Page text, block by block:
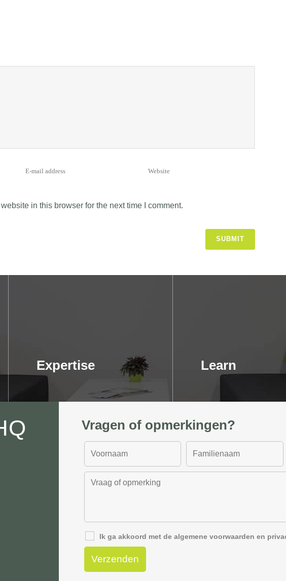
in this browser for the next time I comment.
Expertise Learn
Vragen of opmerkingen?
Ik ga akkoord met de algemene voorwaarden en